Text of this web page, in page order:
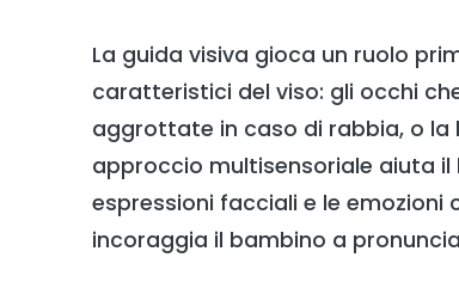
La guida visiva gioca un ruolo
caratteristici del viso: gli occhi
aggrottate in caso di rabbia, o
approccio multisensoriale aiuta
espressioni facciali e le emozioni
incoraggia il bambino a